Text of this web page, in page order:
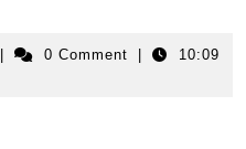
Voicu 0 Comment
10:09